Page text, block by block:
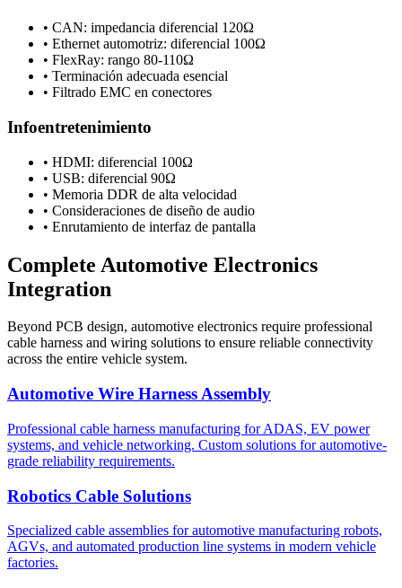
• CAN: impedancia diferencial 120Ω
• Ethernet automotriz: diferencial 100Ω
• FlexRay: rango 80-110Ω
• Terminación adecuada esencial
• Filtrado EMC en conectores
Infoentretenimiento
• HDMI: diferencial 100Ω
• USB: diferencial 90Ω
• Memoria DDR de alta velocidad
• Consideraciones de diseño de audio
• Enrutamiento de interfaz de pantalla
Complete Automotive Electronics
Integration
Beyond PCB design, automotive electronics require professional
cable harness and wiring solutions to ensure reliable connectivity
across the entire vehicle system.
Automotive Wire Harness Assembly
Professional cable harness manufacturing for ADAS, EV power
systems, and vehicle networking. Custom solutions for automotive-
grade reliability requirements.
Robotics Cable Solutions
Specialized cable assemblies for automotive manufacturing robots,
AGVs, and automated production line systems in modern vehicle
factories.